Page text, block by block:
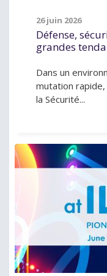
26 juin 2026
Défense,
grandes
Dans un
mutation
la Sécurité...